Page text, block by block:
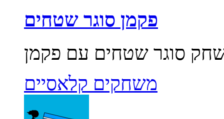
פקמן סוגר שטחים
משחקים קלאסיים